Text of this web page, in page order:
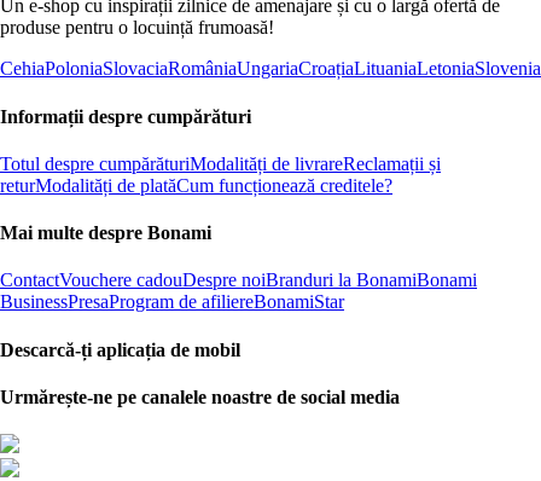
Un e-shop cu inspirații zilnice de amenajare și cu o largă ofertă de
produse pentru o locuință frumoasă!
CehiaPoloniaSlovaciaRomâniaUngariaCroațiaLituaniaLetoniaSlovenia
Informații despre cumpărături
Totul despre cumpărăturiModalități de livrareReclamații și
returModalități de platăCum funcționează creditele?
Mai multe despre Bonami
ContactVouchere cadouDespre noiBranduri la BonamiBonami
BusinessPresaProgram de afiliereBonamiStar
Descarcă-ți aplicația de mobil
Urmărește-ne pe canalele noastre de social media